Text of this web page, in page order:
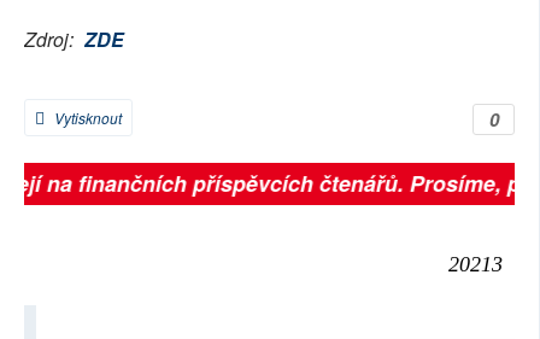
Zdroj: ZDE
0
Vytisknout
na finančních příspěvcích čtenářů. Prosíme,
20213